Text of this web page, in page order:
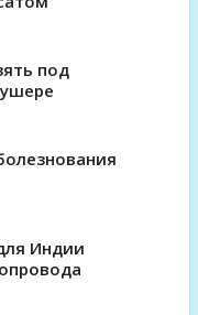
под
Индии